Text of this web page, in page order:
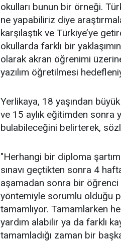
okulları bunun bir örneği.
ne yapabiliriz diye
karşılaştık ve Türkiye’ye
okullarda farklı bir
olarak akran öğrenimi
yazılım öğretilmesi
Yerlikaya, 18 yaşından
ve 15 aylık eğitimden sonra
bulabileceğini belirterek,
"Herhangi bir diploma
sınavı geçtikten sonra 4
aşamadan sonra bir öğrenci
yöntemiyle sorumlu olduğu
tamamlıyor. Tamamlarken
yardım alabilir ya da farklı
tamamladığı zaman bir